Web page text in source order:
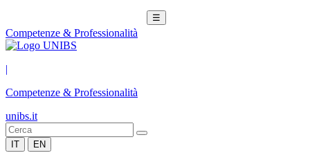
☰
Competenze & Professionalità
|
Competenze & Professionalità
unibs.it
IT EN